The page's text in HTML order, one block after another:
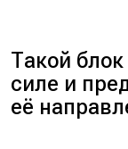
Такой
силе и
её